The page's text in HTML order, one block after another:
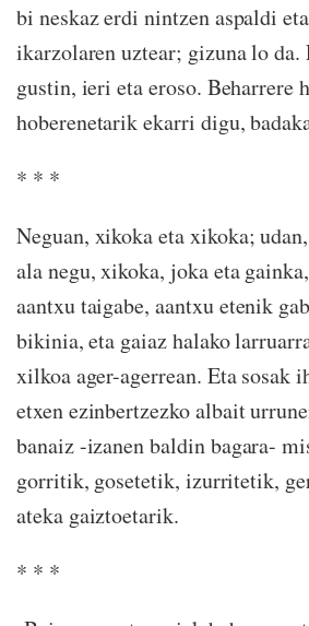
bi neskaz erdi nintzen aspaldi
ikarzolaren uztear; gizuna lo da.
gustin, ieri eta eroso. Beharrere
hoberenetarik ekarri digu,
* * *
Neguan, xikoka eta xikoka;
ala negu, xikoka, joka eta
aantxu taigabe, aantxu etenik
bikinia, eta gaiaz halako
xilkoa ager-agerrean. Eta sosak
etxen ezinbertzezko albait
banaiz -izanen baldin bagara-
gorritik, gosetetik, izurritetik,
ateka gaiztoetarik.
* * *